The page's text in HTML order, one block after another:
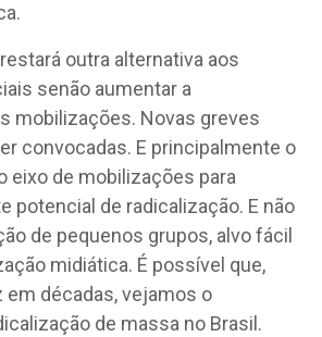
outra alternativa aos
senão aumentar a
mobilizações. Novas greves
convocadas. E principalmente o
eixo de mobilizações para
potencial de radicalização. E não
de pequenos grupos, alvo fácil
midiática. É possível que,
em décadas, vejamos o
de massa no Brasil.